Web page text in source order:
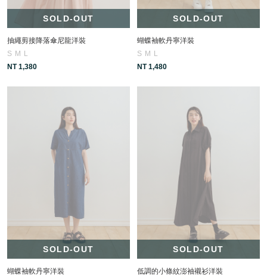
SOLD-OUT
抽繩剪接降落傘尼龍洋裝
S M
L
NT 1,380
SOLD-OUT
蝴蝶袖軟丹寧洋裝
S M
L
NT 1,480
SOLD-OUT
蝴蝶袖軟丹寧洋裝
SOLD-OUT
低調的小條紋澎袖襯衫洋裝